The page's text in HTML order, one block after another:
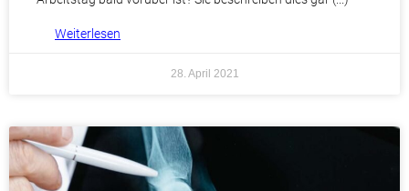
Weiterlesen
28. April 2021